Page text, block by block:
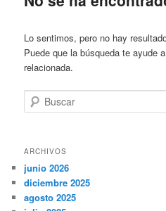
Lo sentimos, pero no hay
Puede que la búsqueda te ayude
relacionada.
Buscar
ARCHIVOS
junio 2026
diciembre 2025
agosto 2025